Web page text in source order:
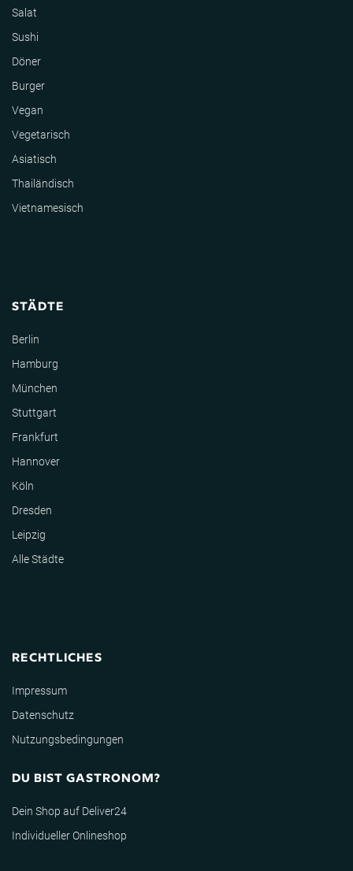
Salat
Sushi
Döner
Burger
Vegan
Vegetarisch
Asiatisch
Thailändisch
Vietnamesisch
STÄDTE
Berlin
Hamburg
München
Stuttgart
Frankfurt
Hannover
Köln
Dresden
Leipzig
Alle Städte
RECHTLICHES
Impressum
Datenschutz
Nutzungsbedingungen
DU BIST GASTRONOM?
Dein Shop auf Deliver24
Individueller Onlineshop